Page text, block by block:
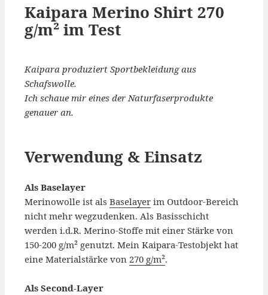
Kaipara Merino Shirt 270
g/m² im Test
Kaipara produziert Sportbekleidung aus
Schafswolle.
Ich schaue mir eines der Naturfaserprodukte
genauer an.
Verwendung & Einsatz
Als Baselayer
Merinowolle ist alsBaselayer im Outdoor-Bereich
nicht mehr wegzudenken. Als Basisschicht
werden i.d.R. Merino-Stoffe mit einer Stärke von
150-200 g/m² genutzt. Mein Kaipara-Testobjekt hat
eine Materialstärke von 270 g/m².
Als Second-Layer